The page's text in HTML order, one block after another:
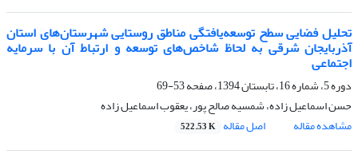
تحلیل فضایی سطح توسعه‌یافتگی مناطق روستایی شهرستان‌های استان
آذربایجان شرقی به لحاظ شاخص‌های توسعه و ارتباط آن با سرمایه
اجتماعی
دوره 5، شماره 16، تابستان 1394، صفحه
53-69
حسن اسماعیل زاده، شمسیه صالح پور، یعقوب اسماعیل زاده
مشاهده مقاله
اصل مقاله 522.53 K